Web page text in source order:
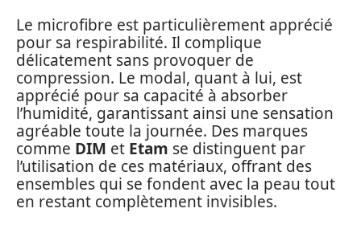
Le microfibre est particulièrement apprécié
pour sa respirabilité. Il complique
délicatement sans provoquer de
compression. Le modal, quant à lui, est
apprécié pour sa capacité à absorber
l’humidité, garantissant ainsi une sensation
agréable toute la journée. Des marques
comme DIM et Etam se distinguent par
l’utilisation de ces matériaux, offrant des
ensembles qui se fondent avec la peau tout
en restant complètement invisibles.